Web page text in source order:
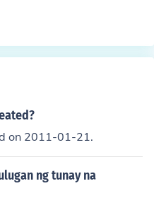
on 2011-01-21.
ng tunay na